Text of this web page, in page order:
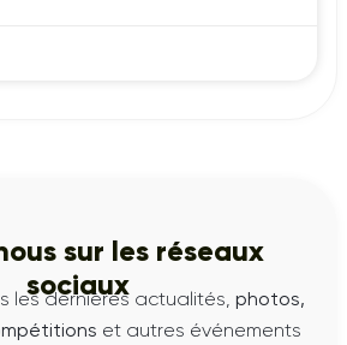
sur les réseaux
sociaux
les dernières actualités, photos,
et autres événements